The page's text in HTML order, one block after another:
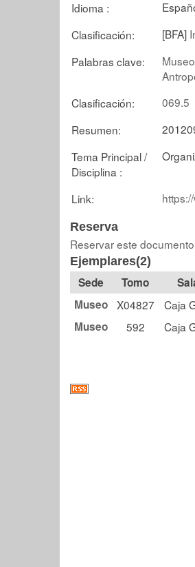
Idioma :
Clasificación:
[BFA]
Palabras clave:
Clasificación:
069.5
Resumen:
Tema Principal /
Disciplina :
Link:
Reserva
Reservar este documento
Ejemplares(2)
Tomo
Museo X04827 Caja
Museo
592 Caja